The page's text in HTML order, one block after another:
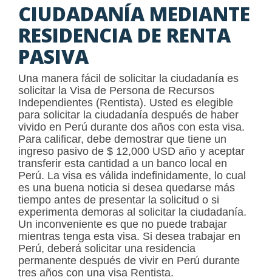
CIUDADANÍA MEDIANTE
RESIDENCIA DE RENTA
PASIVA
Una manera fácil de solicitar la ciudadanía es
solicitar la Visa de Persona de Recursos
Independientes (Rentista). Usted es elegible
para solicitar la ciudadanía después de haber
vivido en Perú durante dos años con esta visa.
Para calificar, debe demostrar que tiene un
ingreso pasivo de $ 12,000 USD año y aceptar
transferir esta cantidad a un banco local en
Perú. La visa es válida indefinidamente, lo cual
es una buena noticia si desea quedarse más
tiempo antes de presentar la solicitud o si
experimenta demoras al solicitar la ciudadanía.
Un inconveniente es que no puede trabajar
mientras tenga esta visa. Si desea trabajar en
Perú, deberá solicitar una residencia
permanente después de vivir en Perú durante
tres años con una visa Rentista.